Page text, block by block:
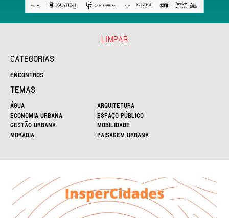
CATEGORIAS
ENCONTROS
TEMAS
ÁGUA
ARQUITETURA
ECONOMIA URBANA
ESPAÇO PÚBLICO
GESTÃO URBANA
MOBILIDADE
MORADIA
PAISAGEM URBANA
LIMPAR